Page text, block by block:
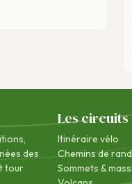
des
tour
Les circuits
Itinéraire vélo
Chemins de
Sommets &